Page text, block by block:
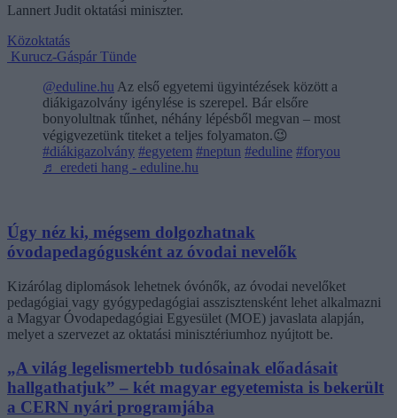
Lannert Judit oktatási miniszter.
Közoktatás
Kurucz-Gáspár Tünde
@eduline.hu Az első egyetemi ügyintézések között a
diákigazolvány igénylése is szerepel. Bár elsőre
bonyolultnak tűnhet, néhány lépésből megvan – most
végigvezetünk titeket a teljes folyamaton.😉
#diákigazolvány #egyetem #neptun #eduline #foryou
♬ eredeti hang - eduline.hu
Úgy néz ki, mégsem dolgozhatnak
óvodapedagógusként az óvodai nevelők
Kizárólag diplomások lehetnek óvónők, az óvodai nevelőket
pedagógiai vagy gyógypedagógiai asszisztensként lehet alkalmazni
a Magyar Óvodapedagógiai Egyesület (MOE) javaslata alapján,
melyet a szervezet az oktatási minisztériumhoz nyújtott be.
„A világ legelismertebb tudósainak előadásait
hallgathatjuk” – két magyar egyetemista is bekerült
a CERN nyári programjába